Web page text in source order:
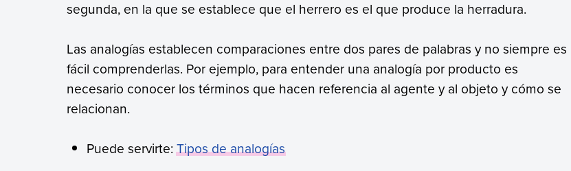
segunda, en la que se establece que el herrero es el que produce la herradura.
Las analogías establecen comparaciones entre dos pares de palabras y no siempre es
fácil comprenderlas. Por ejemplo, para entender una analogía por producto es
necesario conocer los términos que hacen referencia al agente y al objeto y cómo se
relacionan.
Puede servirte:Tipos de analogías